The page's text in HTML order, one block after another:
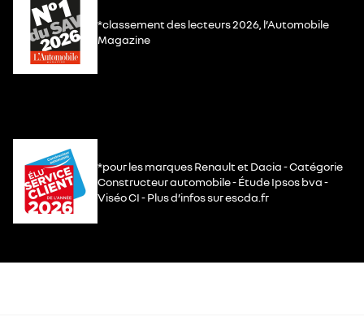
*classement des lecteurs 2026, l’Automobile
Magazine
*pour les marques Renault et Dacia - Catégorie
Constructeur automobile - Étude Ipsos bva -
Viséo CI - Plus d’infos sur escda.fr